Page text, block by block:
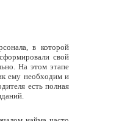
в которой
свой
На этом этапе
ему необходим и
есть полная